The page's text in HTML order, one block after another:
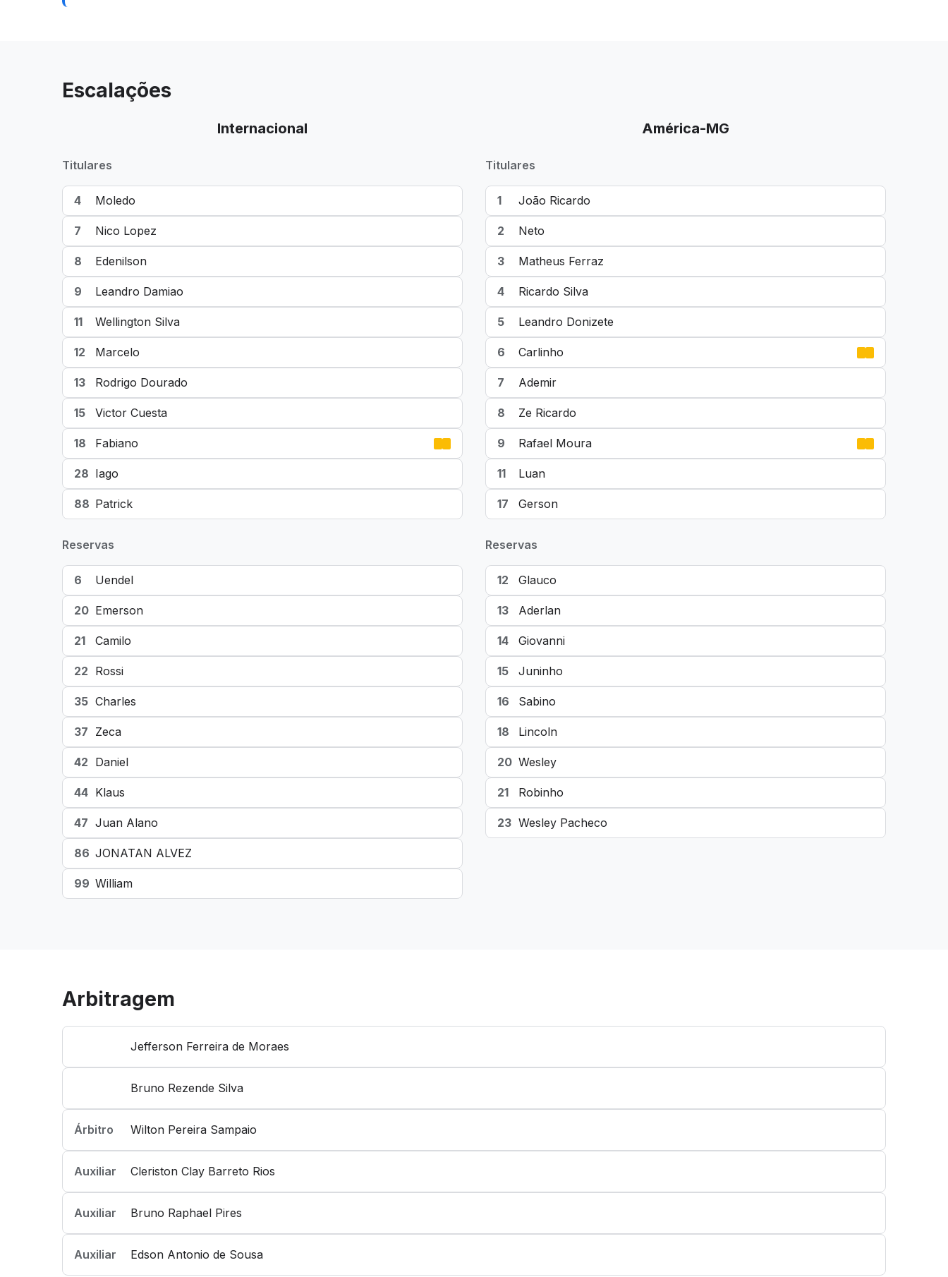
Escalações
Internacional
Titulares
4 Moledo
7 Nico Lopez
8 Edenilson
9 Leandro Damiao
11 Wellington Silva
12 Marcelo
13 Rodrigo Dourado
15 Victor Cuesta
18 Fabiano
28 Iago
88 Patrick
Reservas
6 Uendel
20 Emerson
21 Camilo
22 Rossi
35 Charles
37 Zeca
42 Daniel
44 Klaus
47 Juan Alano
86 JONATAN ALVEZ
99 William
América-MG
Titulares
1 João Ricardo
2 Neto
3 Matheus Ferraz
4 Ricardo Silva
5 Leandro Donizete
6 Carlinho
7 Ademir
8 Ze Ricardo
9 Rafael Moura
11 Luan
17 Gerson
Reservas
12 Glauco
13 Aderlan
14 Giovanni
15 Juninho
16 Sabino
18 Lincoln
20 Wesley
21 Robinho
23 Wesley Pacheco
Arbitragem
Jefferson Ferreira de Moraes
Bruno Rezende Silva
Árbitro Wilton Pereira Sampaio
Auxiliar Cleriston Clay Barreto Rios
Auxiliar Bruno Raphael Pires
Auxiliar Edson Antonio de Sousa